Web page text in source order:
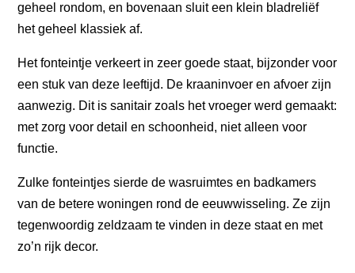
geheel rondom, en bovenaan sluit een klein bladreliëf
het geheel klassiek af.
Het fonteintje verkeert in zeer goede staat, bijzonder voor
een stuk van deze leeftijd. De kraaninvoer en afvoer zijn
aanwezig. Dit is sanitair zoals het vroeger werd gemaakt:
met zorg voor detail en schoonheid, niet alleen voor
functie.
Zulke fonteintjes sierde de wasruimtes en badkamers
van de betere woningen rond de eeuwwisseling. Ze zijn
tegenwoordig zeldzaam te vinden in deze staat en met
zo’n rijk decor.